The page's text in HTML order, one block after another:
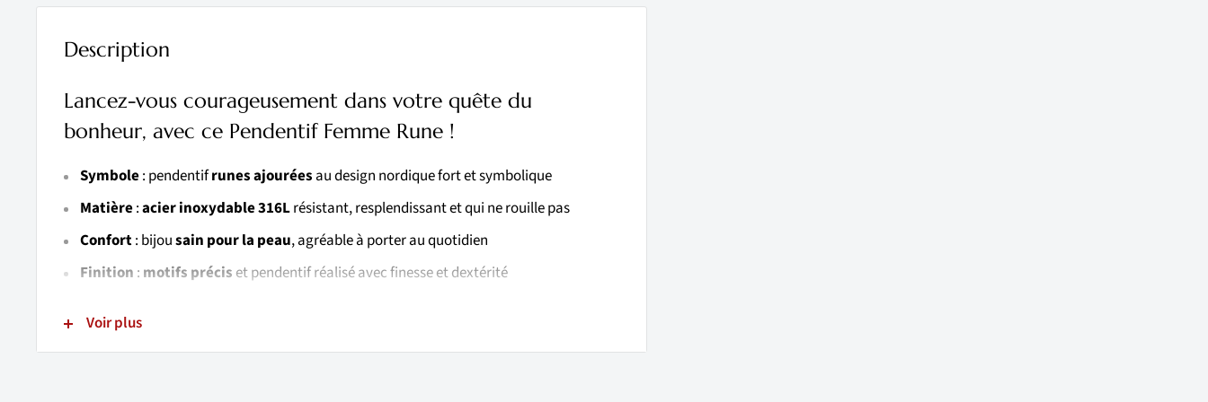
Description
Lancez-vous courageusement dans votre quête du
bonheur, avec ce Pendentif Femme Rune !
Symbole: pendentifrunes ajourées au design nordique fort et symbolique
Matière:acier inoxydable 316Lrésistant, resplendissant et qui ne rouille pas
Confort: bijousain pour la peau, agréable à porter au quotidien
Finition : motifs précis et pendentif réalisé avec finesse et dextérité
Dimensions
Voir plus